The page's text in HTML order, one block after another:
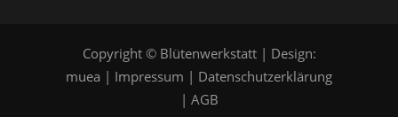
Copyright © Blütenwerkstatt | Design:
muea | Impressum | Datenschutzerklärung
| AGB